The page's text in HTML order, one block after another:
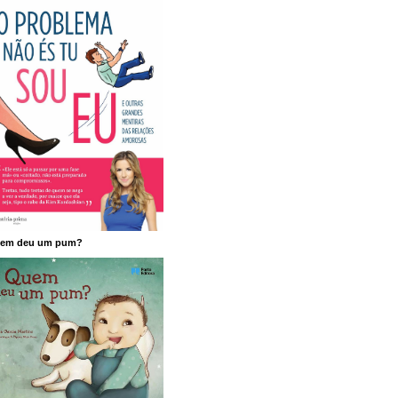
deu um pum?